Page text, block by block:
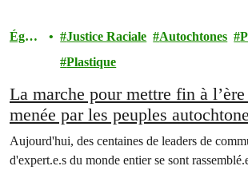
Égalit
Justice Raciale Autochtones
Plastique
La marche pour mettre fin à
menée par les peuples
leaders des communautés
comment le plastique
Aujourd'hui, des centaines de leaders de
d'expert.e.s du monde entier se sont